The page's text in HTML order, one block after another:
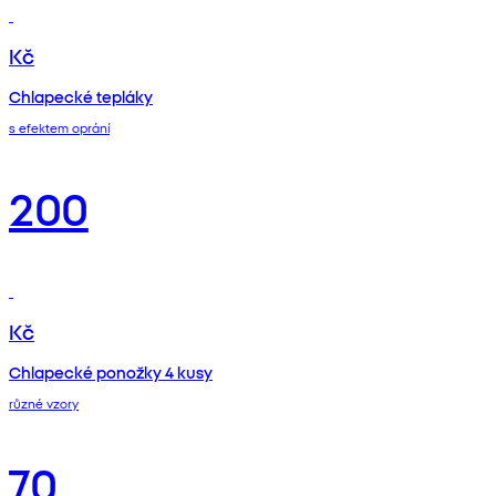
Kč
Chlapecké tepláky
s efektem oprání
200
Kč
Chlapecké ponožky 4 kusy
různé vzory
70